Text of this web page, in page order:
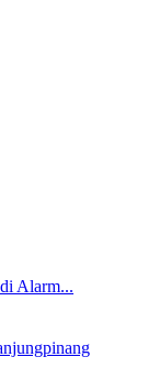
Alarm...